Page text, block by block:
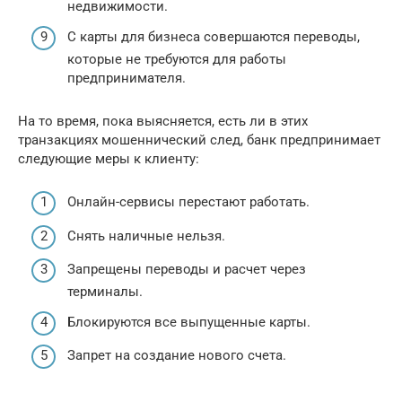
недвижимости.
С карты для бизнеса совершаются переводы,
которые не требуются для работы
предпринимателя.
На то время, пока выясняется, есть ли в этих
транзакциях мошеннический след, банк предпринимает
следующие меры к клиенту:
Онлайн-сервисы перестают работать.
Снять наличные нельзя.
Запрещены переводы и расчет через
терминалы.
Блокируются все выпущенные карты.
Запрет на создание нового счета.